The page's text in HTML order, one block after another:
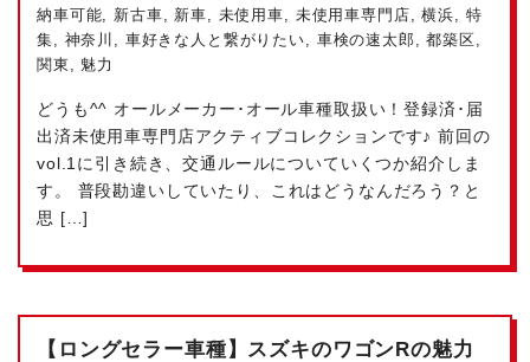
納車可能
新古車 新車 未使用車 未使用車専門店 ,横浜
特
集
神奈川 車好きな人と繋がりたい 車検の速太郎 ,都築区
関東
魅力
どうも^^ オールメーカー･オール車種取扱い！登録済･届
出済未使用車専門店アクティブコレクションです♪ 前回の
vol.1に引き続き、交通ルールについていくつか紹介しま
す。 普段勘違いしていたり、これはどうなんだろう？と
思 […]
【ロングセラー車種】スズキのワゴンRの魅力